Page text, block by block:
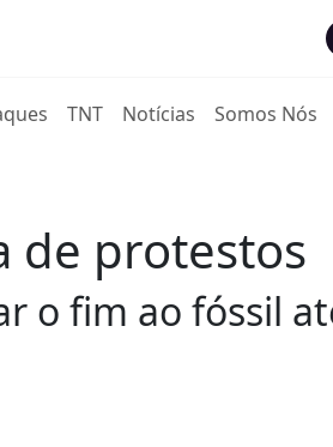
TNT Notícias Somos Nós
de protestos
o fim ao fóssil